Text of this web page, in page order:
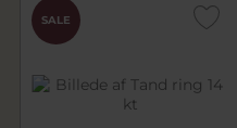
SALE